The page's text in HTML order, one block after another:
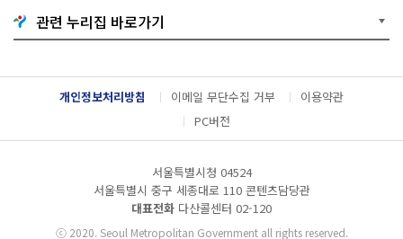
기
G
o
g
l
e
e
서
다
운
관련 누리집 바로가기
개인정보처리방침 이메일 무단수집 거부
이용약관
PC버전
서울특별시청 04524
서울특별시 중구 세종대로 110 콘텐츠담당관
대표전화 다산콜센터 02-120
ⓒ2020. Seoul Metropolitan Government all rights reserved.